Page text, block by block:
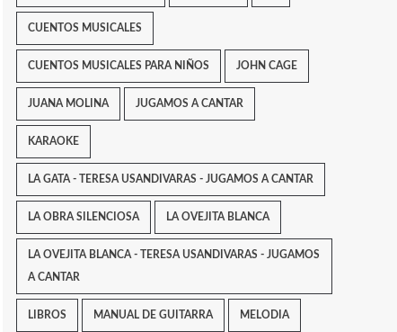
CUENTOS MUSICALES
CUENTOS MUSICALES PARA NIÑOS JOHN CAGE
JUANA MOLINA JUGAMOS A CANTAR
KARAOKE
LA GATA - TERESA USANDIVARAS - JUGAMOS A CANTAR
LA OBRA SILENCIOSA LA OVEJITA BLANCA
LA OVEJITA BLANCA - TERESA USANDIVARAS - JUGAMOS
A CANTAR
LIBROS MANUAL DE GUITARRA MELODIA